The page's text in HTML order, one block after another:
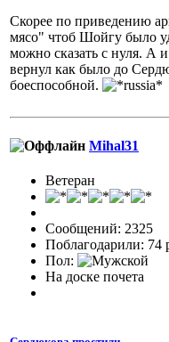
Скорее по приведению
мясо" чтоб Шойгу было
можно сказать с нуля. А
вернул как было до
боеспособной.
Mihal31
Ветеран
Сообщений: 2325
Поблагодарили: 74
Пол:
На доске почета